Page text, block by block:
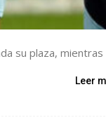
su plaza,
Leer